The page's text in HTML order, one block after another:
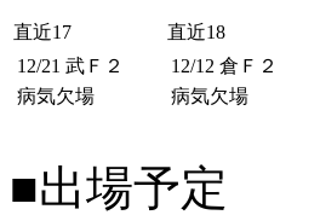
直近17 直近18
12/21 武Ｆ２
病気欠場
12/12 倉Ｆ２
病気欠場
■出場予定